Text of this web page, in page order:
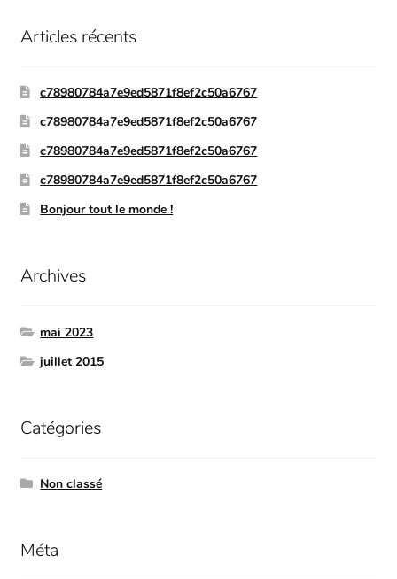
Articles récents
c78980784a7e9ed5871f8ef2c50a6767
c78980784a7e9ed5871f8ef2c50a6767
c78980784a7e9ed5871f8ef2c50a6767
c78980784a7e9ed5871f8ef2c50a6767
Bonjour tout le monde !
Archives
mai 2023
juillet 2015
Catégories
Non classé
Méta